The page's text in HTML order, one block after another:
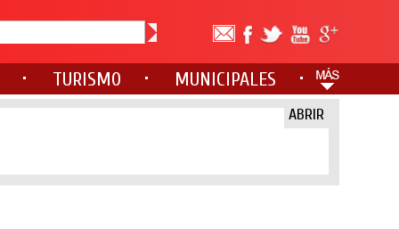
TURISMO MUNICIPALES
ABRIR